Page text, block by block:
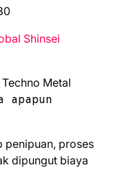
Shinsei
Metal
penipuan, proses
dipungut biaya